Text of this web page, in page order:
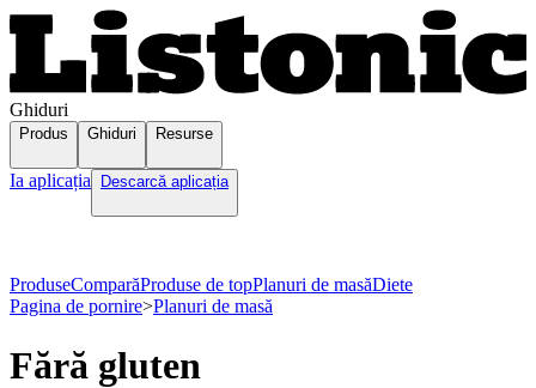
Ghiduri
Produs Ghiduri Resurse
Ia aplicația Descarcă aplicația
ProduseComparăProduse de topPlanuri de masăDiete
Pagina de pornire>Planuri de masă
Fără gluten